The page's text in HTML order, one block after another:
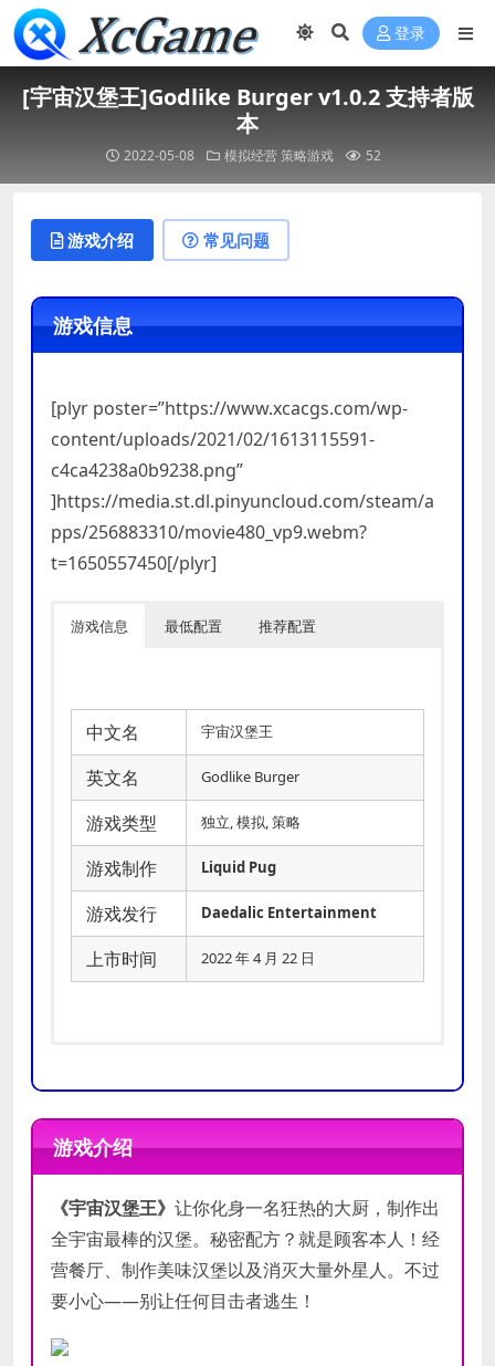
登录
[宇宙汉堡王]Godlike Burger v1.0.2 支持者版
本
2022-05-08 模拟经营 策略游戏 52
游戏介绍 常见问题
游戏信息
[plyr poster=”https://www.xcacgs.com/wp-
content/uploads/2021/02/1613115591-
c4ca4238a0b9238.png”
]https://media.st.dl.pinyuncloud.com/steam/a
pps/256883310/movie480_vp9.webm?
t=1650557450[/plyr]
游戏信息 最低配置 推荐配置
中文名 宇宙汉堡王
英文名 Godlike Burger
游戏类型 独立, 模拟, 策略
游戏制作 Liquid Pug
游戏发行 Daedalic Entertainment
上市时间 2022 年 4 月 22 日
最低
配置
显卡:NVIDIA® GeForce® GTX 750
or AMD Radeon™ R7 265
DirectX 版本:11
存储空间:需要 3 GB 可用空间
声卡:DirectX compatible
推荐
配置
显卡:NVIDIA® GeForce® GTX
970, AMD Radeon™ RX 480 with
8GB VRAM
DirectX 版本:11
存储空间:需要 3 GB 可用空间
游戏介绍
《宇宙汉堡王》 让你化身一名狂热的大厨，制作出
全宇宙最棒的汉堡。秘密配方？就是顾客本人！经
营餐厅、制作美味汉堡以及消灭大量外星人。不过
要小心——别让任何目击者逃生！